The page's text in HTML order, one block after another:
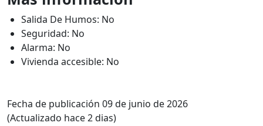
Salida De Humos: No
Seguridad: No
Alarma: No
Vivienda accesible: No
Fecha de publicación 09 de junio de 2026
(Actualizado hace 2 dias)